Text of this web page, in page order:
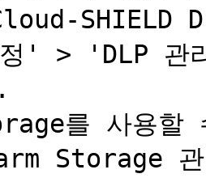
SHIELD
' > 'DLP 관
를 사용할
Storage 관